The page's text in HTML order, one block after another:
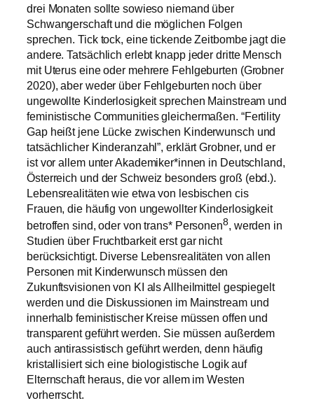
drei Monaten sollte sowieso niemand über
Schwangerschaft und die möglichen Folgen
sprechen. Tick tock, eine tickende Zeitbombe jagt die
andere. Tatsächlich erlebt knapp jeder dritte Mensch
mit Uterus eine oder mehrere Fehlgeburten (Grobner
2020), aber weder über Fehlgeburten noch über
ungewollte Kinderlosigkeit sprechen Mainstream und
feministische Communities gleichermaßen. “Fertility
Gap heißt jene Lücke zwischen Kinderwunsch und
tatsächlicher Kinderanzahl”, erklärt Grobner, und er
ist vor allem unter Akademiker*innen in Deutschland,
Österreich und der Schweiz besonders groß (ebd.).
Lebensrealitäten wie etwa von lesbischen cis
Frauen, die häufig von ungewollter Kinderlosigkeit
betroffen sind, oder von trans* Personen8, werden in
Studien über Fruchtbarkeit erst gar nicht
berücksichtigt. Diverse Lebensrealitäten von allen
Personen mit Kinderwunsch müssen den
Zukunftsvisionen von KI als Allheilmittel gespiegelt
werden und die Diskussionen im Mainstream und
innerhalb feministischer Kreise müssen offen und
transparent geführt werden. Sie müssen außerdem
auch antirassistisch geführt werden, denn häufig
kristallisiert sich eine biologistische Logik auf
Elternschaft heraus, die vor allem im Westen
vorherrscht.